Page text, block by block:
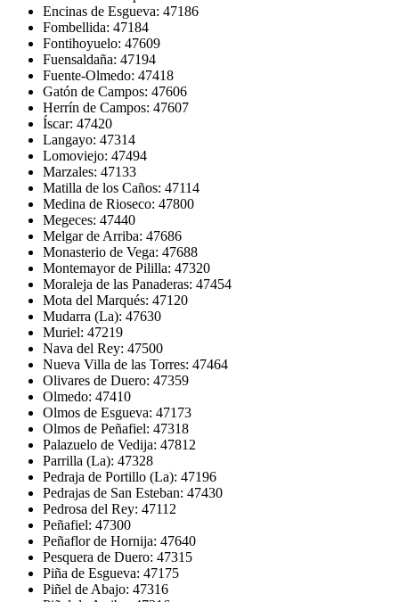
Encinas de Esgueva: 47186
Fombellida: 47184
Fontihoyuelo: 47609
Fuensaldaña: 47194
Fuente-Olmedo: 47418
Gatón de Campos: 47606
Herrín de Campos: 47607
Íscar: 47420
Langayo: 47314
Lomoviejo: 47494
Marzales: 47133
Matilla de los Caños: 47114
Medina de Rioseco: 47800
Megeces: 47440
Melgar de Arriba: 47686
Monasterio de Vega: 47688
Montemayor de Pililla: 47320
Moraleja de las Panaderas: 47454
Mota del Marqués: 47120
Mudarra (La): 47630
Muriel: 47219
Nava del Rey: 47500
Nueva Villa de las Torres: 47464
Olivares de Duero: 47359
Olmedo: 47410
Olmos de Esgueva: 47173
Olmos de Peñafiel: 47318
Palazuelo de Vedija: 47812
Parrilla (La): 47328
Pedraja de Portillo (La): 47196
Pedrajas de San Esteban: 47430
Pedrosa del Rey: 47112
Peñafiel: 47300
Peñaflor de Hornija: 47640
Pesquera de Duero: 47315
Piña de Esgueva: 47175
Piñel de Abajo: 47316